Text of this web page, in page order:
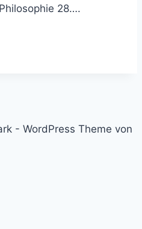
28….
- WordPress Theme von